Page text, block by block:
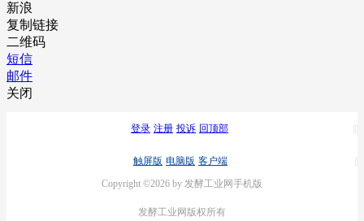
新浪
复制链接
二维码
短信
邮件
关闭
登录 注册 投诉 回顶部
触屏版 电脑版 客户端
Copyright ©2026 by 发酵工业网手机版
发酵工业网版权所有